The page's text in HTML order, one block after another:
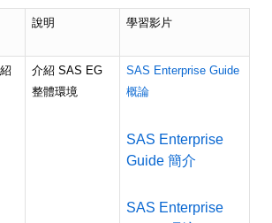
說明 學習影片
介紹 SAS EG
整體環境
SAS Enterprise Guide
概論
SAS Enterprise
Guide 簡介
SAS Enterprise